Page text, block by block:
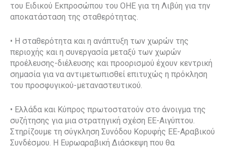
του Ειδικού Εκπροσώπου του ΟΗΕ για τη Λιβύη για την
αποκατάσταση της σταθερότητας.
• Η σταθερότητα και η ανάπτυξη των χωρών της
περιοχής και η συνεργασία μεταξύ των χωρών
προέλευσης-διέλευσης και προορισμού έχουν κεντρική
σημασία για να αντιμετωπισθεί επιτυχώς η πρόκληση
του προσφυγικού-μεταναστευτικού.
• Ελλάδα και Κύπρος πρωτοστατούν στο άνοιγμα της
συζήτησης για μια στρατηγική σχέση ΕΕ-Αιγύπτου.
Στηρίζουμε τη σύγκληση Συνόδου Κορυφής ΕΕ-Αραβικού
Συνδέσμου. Η Ευρωαραβική Διάσκεψη που θα